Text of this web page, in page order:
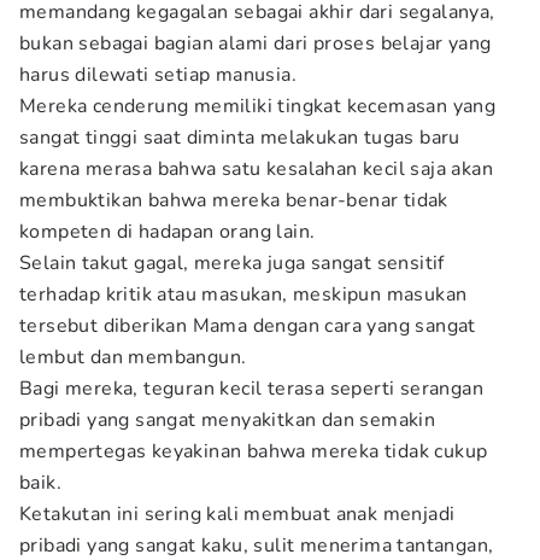
memandang kegagalan sebagai akhir dari segalanya,
bukan sebagai bagian alami dari proses belajar yang
harus dilewati setiap manusia.
Mereka cenderung memiliki tingkat kecemasan yang
sangat tinggi saat diminta melakukan tugas baru
karena merasa bahwa satu kesalahan kecil saja akan
membuktikan bahwa mereka benar-benar tidak
kompeten di hadapan orang lain.
Selain takut gagal, mereka juga sangat sensitif
terhadap kritik atau masukan, meskipun masukan
tersebut diberikan Mama dengan cara yang sangat
lembut dan membangun.
Bagi mereka, teguran kecil terasa seperti serangan
pribadi yang sangat menyakitkan dan semakin
mempertegas keyakinan bahwa mereka tidak cukup
baik.
Ketakutan ini sering kali membuat anak menjadi
pribadi yang sangat kaku, sulit menerima tantangan,